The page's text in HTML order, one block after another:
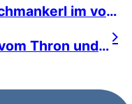
Selbstgemachtes und Schmankerl im voradventlichen Lichterglanz
„Er stürzt die Mächtigen vom Thron und erhöht die Niedrigen“